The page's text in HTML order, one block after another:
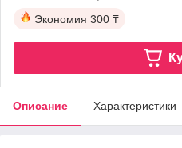
Экономия 300 ₸
Описание Характеристики